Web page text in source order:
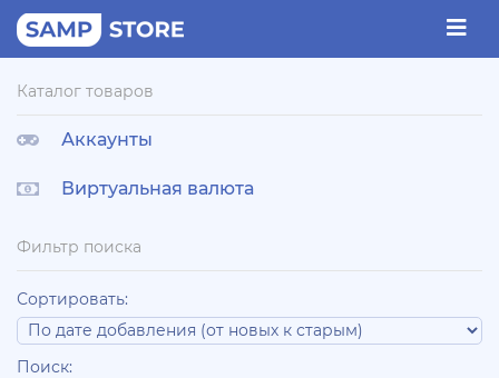
Каталог товаров
Аккаунты
Виртуальная валюта
Фильтр поиска
Сортировать:
Поиск: